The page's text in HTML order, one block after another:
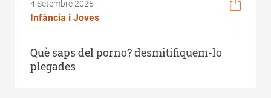
4 Setembre 2025
Infància i Joves
Què saps del porno? desmitifiquem-lo
plegades